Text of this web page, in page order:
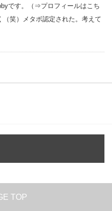
です。（⇒プロフィールはこち
（笑）メタボ認定された。考えて
TOP